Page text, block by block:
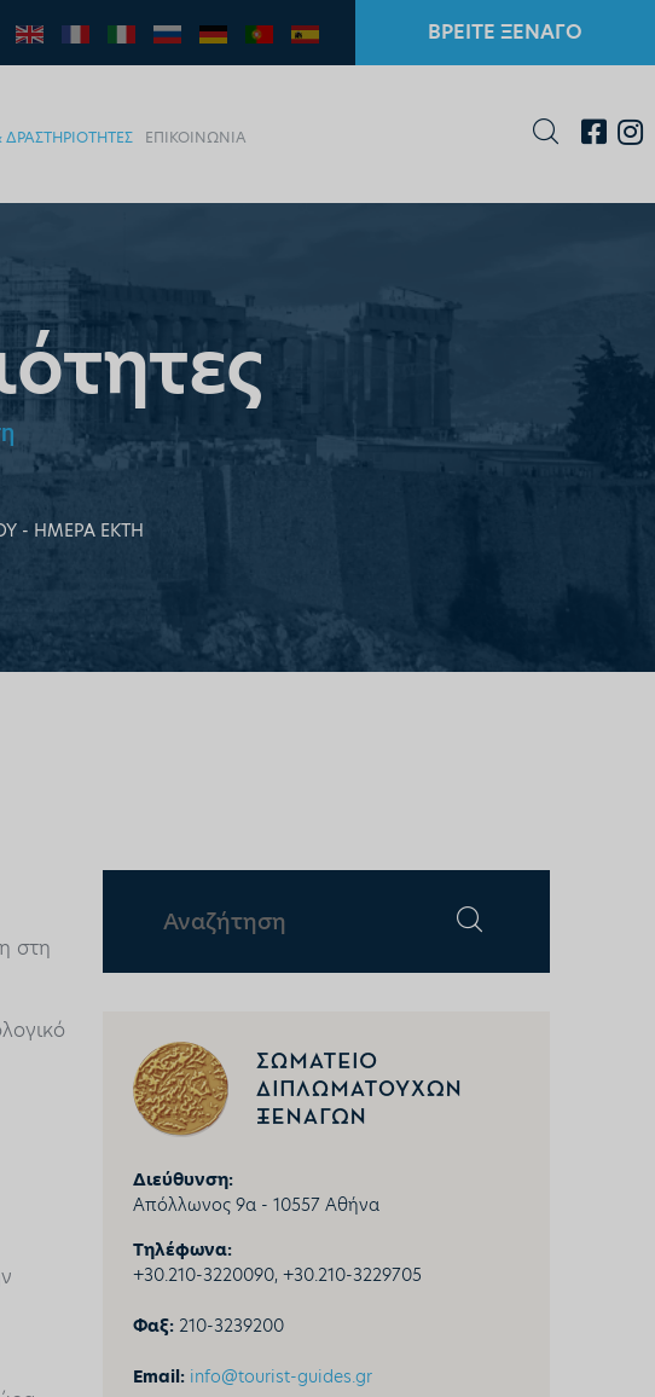
ΒΡΕΙΤΕ ΞΕΝΑΓΟ
ΔΡΑΣΤΗΡΙΟΤΗΤΕΣ ΕΠΙΚΟΙΝΩΝΙΑ
- ΗΜΕΡΑ ΕΚΤΗ
στη
Διεύθυνση:
Απόλλωνος 9α - 10557 Αθήνα
Τηλέφωνα:
+30.210-3220090, +30.210-3229705
Φαξ: 210-3239200
Email: info@tourist-guides.gr